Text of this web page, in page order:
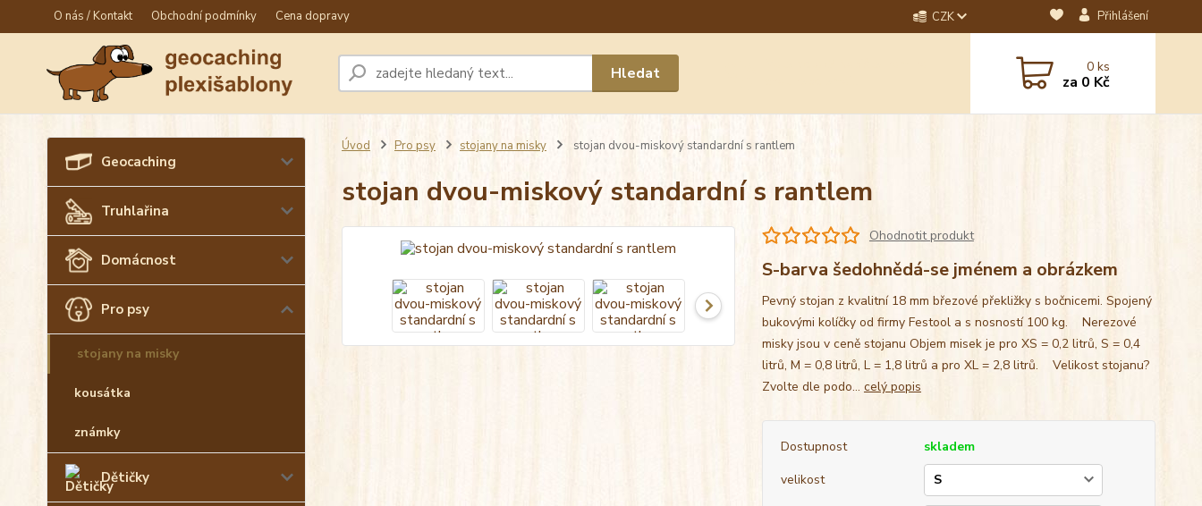
O nás / Kontakt Obchodní podmínky Cena dopravy CZK Přihlášení
Hledat 0ks
za 0 Kč
Geocaching
Truhlařina
Domácnost
Pro psy
stojany na misky
kousátka
známky
Dětičky
Úvod Pro psy stojany na misky stojan dvou-miskový standardní s rantlem
stojan dvou-miskový standardní s rantlem
Ohodnotit produkt
S-barva šedohnědá-se jménem a obrázkem
Pevný stojan z kvalitní 18 mm březové překližky s bočnicemi. Spojený
bukovými kolíčky od firmy Festool a s nosností 100 kg. Nerezové
misky jsou v ceně stojanu Objem misek je pro XS = 0,2 litrů, S = 0,4
litrů, M = 0,8 litrů, L = 1,8 litrů a pro XL = 2,8 litrů. Velikost stojanu?
Zvolte dle podo... celý popis
Dostupnost
skladem
velikost